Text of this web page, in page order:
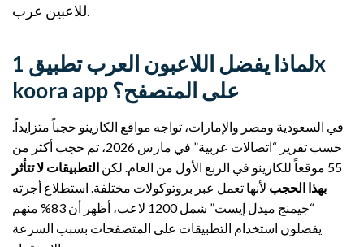
للاعبين عرب.
لماذا يفضل اللاعبون العرب تطبيق 1x
koora app على المتصفح؟
في السعودية ومصر والإمارات، تواجه مواقع الكازينو حجباً متزايداً.
حسب تقرير “اتصالات عربية” في مارس 2026، تم حجب أكثر من
55 موقعاً للكازينو في الربع الأول من العام. لكن
التطبيقات لا تتأثر
بهذا الحجب لأنها تعمل عبر بروتوكولات مختلفة. استطلاع أجرته
“جيمنج ميدل إيست” شمل 1200 لاعب، أظهر أن 83% منهم
يفضلون استخدام التطبيقات على المتصفحات بسبب السرعة